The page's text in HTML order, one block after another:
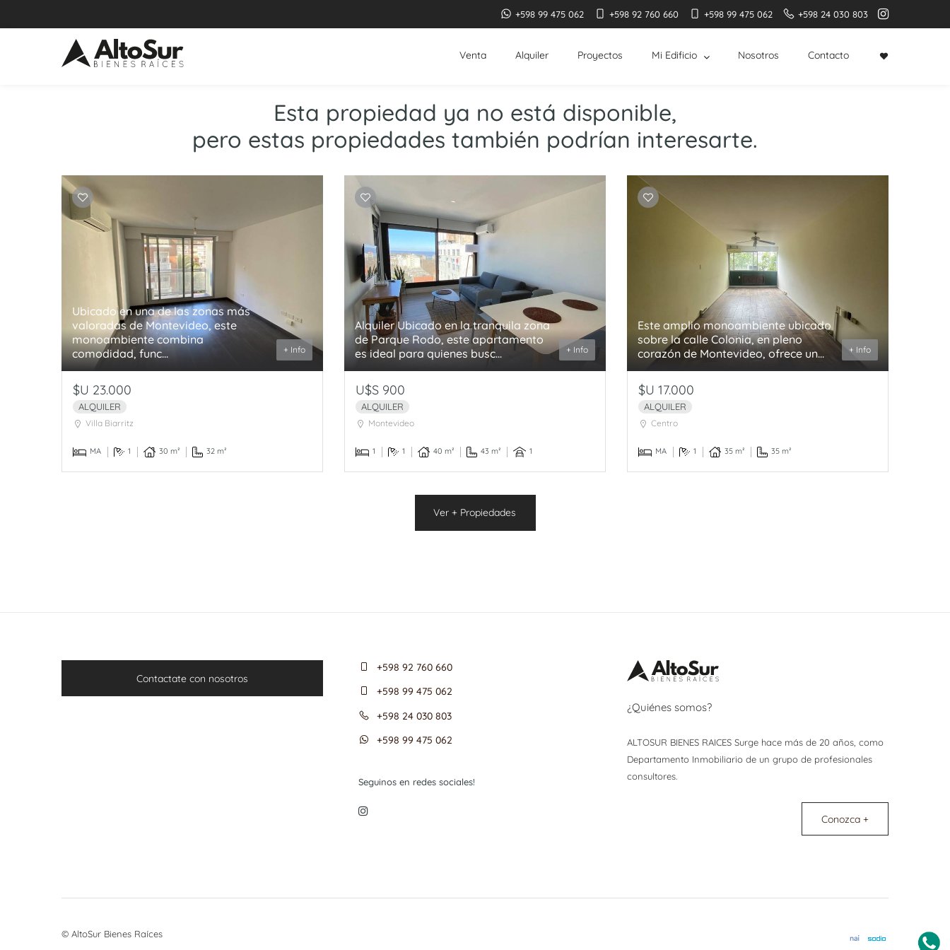
+598 99 475 062 +598 92 760 660 +598 99 475 062 +598 24 030 803
Venta Alquiler Proyectos Mi Edificio Nosotros Contacto
Esta propiedad ya no está disponible,
pero estas propiedades también podrían interesarte.
Ubicado en una de las zonas más
valoradas de Montevideo, este
monoambiente combina
comodidad, func...
+ Info
$U 23.000
ALQUILER
Villa Biarritz
MA 1 30 m² 32 m²
Alquiler Ubicado en la tranquila zona
de Parque Rodo, este apartamento
es ideal para quienes busc...
+ Info
U$S 900
ALQUILER
Montevideo
1 1 40 m² 43 m² 1
Este amplio monoambiente ubicado
sobre la calle Colonia, en pleno
corazón de Montevideo, ofrece un...
+ Info
$U 17.000
ALQUILER
Centro
MA 1 35 m² 35 m²
Ver + Propiedades
Contactate con nosotros
+598 92 760 660
+598 99 475 062
+598 24 030 803
+598 99 475 062
Seguinos en redes sociales!
¿Quiénes somos?
ALTOSUR BIENES RAICES Surge hace más de 20 años, como
Departamento Inmobiliario de un grupo de profesionales
consultores.
Conozca +
© AltoSur Bienes Raíces